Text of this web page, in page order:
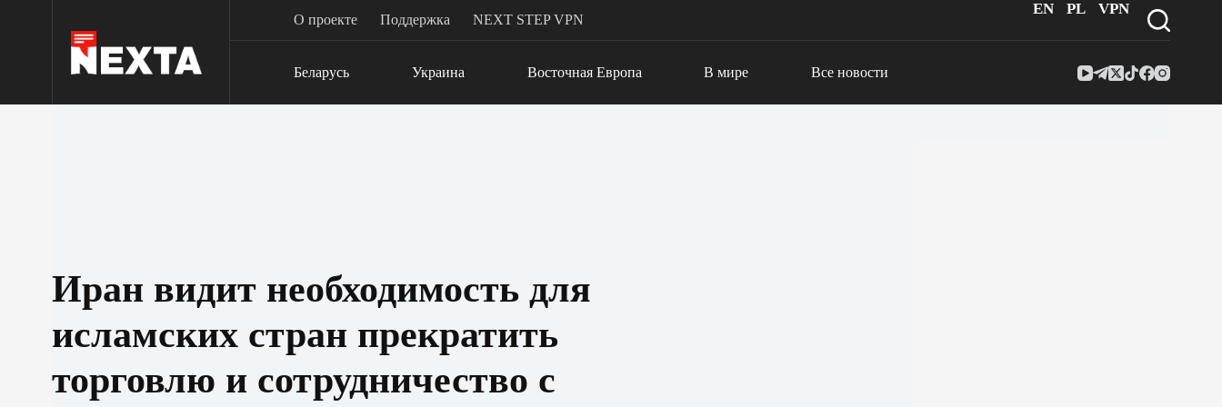
О проекте Поддержка NEXT STEP VPN
EN PL VPN
Беларусь Украина Восточная Европа В мире Все новости
Иран видит необходимость для
исламских стран прекратить
торговлю и сотрудничество с